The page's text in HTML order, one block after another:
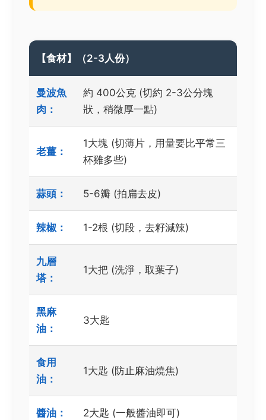
【食材】（2-3人份）
曼波魚
肉：
約 400公克 (切約 2-3公分塊
狀，稍微厚一點)
老薑：
1大塊 (切薄片，用量要比平常三
杯雞多些)
蒜頭： 5-6瓣 (拍扁去皮)
辣椒： 1-2根 (切段，去籽減辣)
九層
塔：
1大把 (洗淨，取葉子)
黑麻
油：
3大匙
食用
油：
1大匙 (防止麻油燒焦)
醬油： 2大匙 (一般醬油即可)